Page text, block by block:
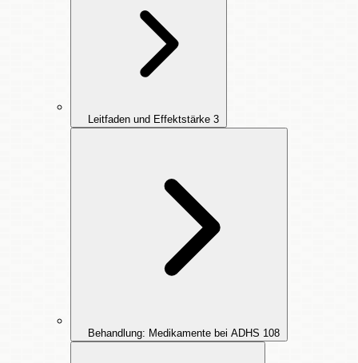
Leitfaden und Effektstärke 3
Behandlung: Medikamente bei ADHS 108